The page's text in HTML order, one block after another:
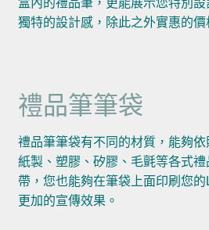
獨特的設計感，除此之外實惠的
禮品筆筆袋
禮品筆筆袋有不同的材質，能夠依
紙製、塑膠、矽膠、毛氈等各式
帶，您也能夠在筆袋上面印刷您
更加的宣傳效果。